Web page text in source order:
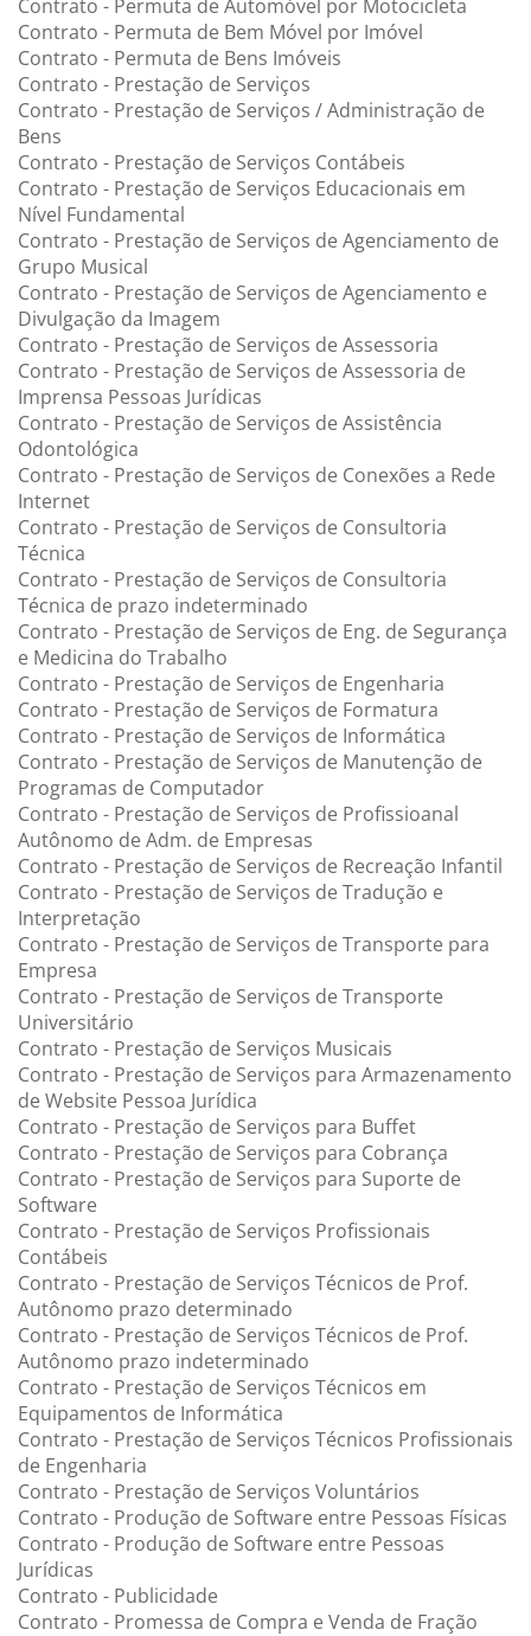
Contrato - Permuta de Automóvel por Motocicleta
Contrato - Permuta de Bem Móvel por Imóvel
Contrato - Permuta de Bens Imóveis
Contrato - Prestação de Serviços
Contrato - Prestação de Serviços / Administração de
Bens
Contrato - Prestação de Serviços Contábeis
Contrato - Prestação de Serviços Educacionais em
Nível Fundamental
Contrato - Prestação de Serviços de Agenciamento de
Grupo Musical
Contrato - Prestação de Serviços de Agenciamento e
Divulgação da Imagem
Contrato - Prestação de Serviços de Assessoria
Contrato - Prestação de Serviços de Assessoria de
Imprensa Pessoas Jurídicas
Contrato - Prestação de Serviços de Assistência
Odontológica
Contrato - Prestação de Serviços de Conexões a Rede
Internet
Contrato - Prestação de Serviços de Consultoria
Técnica
Contrato - Prestação de Serviços de Consultoria
Técnica de prazo indeterminado
Contrato - Prestação de Serviços de Eng. de Segurança
e Medicina do Trabalho
Contrato - Prestação de Serviços de Engenharia
Contrato - Prestação de Serviços de Formatura
Contrato - Prestação de Serviços de Informática
Contrato - Prestação de Serviços de Manutenção de
Programas de Computador
Contrato - Prestação de Serviços de Profissioanal
Autônomo de Adm. de Empresas
Contrato - Prestação de Serviços de Recreação Infantil
Contrato - Prestação de Serviços de Tradução e
Interpretação
Contrato - Prestação de Serviços de Transporte para
Empresa
Contrato - Prestação de Serviços de Transporte
Universitário
Contrato - Prestação de Serviços Musicais
Contrato - Prestação de Serviços para Armazenamento
de Website Pessoa Jurídica
Contrato - Prestação de Serviços para Buffet
Contrato - Prestação de Serviços para Cobrança
Contrato - Prestação de Serviços para Suporte de
Software
Contrato - Prestação de Serviços Profissionais
Contábeis
Contrato - Prestação de Serviços Técnicos de Prof.
Autônomo prazo determinado
Contrato - Prestação de Serviços Técnicos de Prof.
Autônomo prazo indeterminado
Contrato - Prestação de Serviços Técnicos em
Equipamentos de Informática
Contrato - Prestação de Serviços Técnicos Profissionais
de Engenharia
Contrato - Prestação de Serviços Voluntários
Contrato - Produção de Software entre Pessoas Físicas
Contrato - Produção de Software entre Pessoas
Jurídicas
Contrato - Publicidade
Contrato - Promessa de Compra e Venda de Fração